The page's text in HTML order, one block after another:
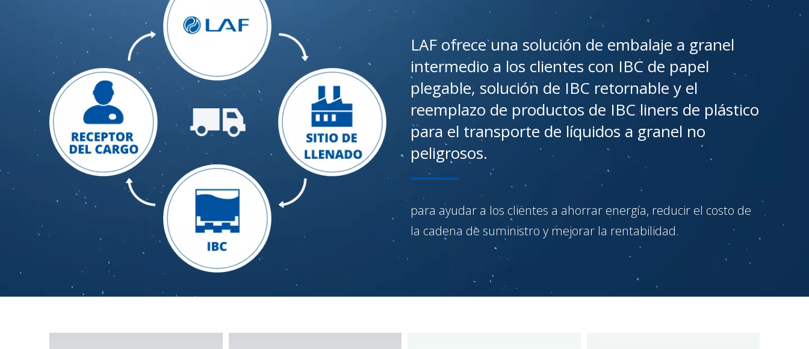
LAF ofrece una solución de embalaje a granel
intermedio a los clientes con IBC de papel
plegable, solución de IBC retornable y el
reemplazo de productos de IBC liners de plástico
para el transporte de líquidos a granel no
peligrosos.
para ayudar a los clientes a ahorrar energía, reducir el costo de
la cadena de suministro y mejorar la rentabilidad.